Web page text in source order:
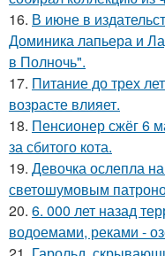
16. В июне в
Доминика лапьера и
в Полночь".
17. Питание до трех
возрасте влияет.
18. Пенсионер сжёг 6
за сбитого кота.
19. Девочка ослепла
светошумовым
20. 6. 000 лет назад
водоемами, реками -